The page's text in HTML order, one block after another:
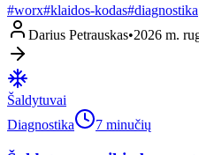
#worx#klaidos-kodas#diagnostika
Darius Petrauskas•2026 m.
Šaldytuvai
Diagnostika
7 minučių